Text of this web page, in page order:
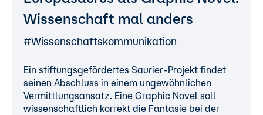
Wissenschaft mal anders
#Wissenschaftskommunikation
Ein stiftungsgefördertes Saurier-Projekt findet
seinen Abschluss in einem ungewöhnlichen
Vermittlungsansatz. Eine Graphic Novel soll
wissenschaftlich korrekt die Fantasie bei der